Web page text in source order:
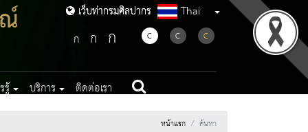
เว็บท่ากรมศิลปากร
เว็บท่ากรมศิลปากร Thai
ก ก ก C C C
รู้ บริการ ติดต่อเรา
หน้าแรก ค้นหา